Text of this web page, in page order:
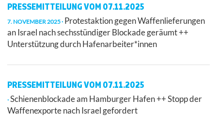
PRESSEMITTEILUNG VOM 07.11.2025
7. NOVEMBER 2025 Protestaktion gegen Waffenlieferungen
an Israel nach sechsstündiger Blockade geräumt ++
Unterstützung durch Hafenarbeiter*innen
PRESSEMITTEILUNG VOM 07.11.2025
Schienenblockade am Hamburger Hafen ++ Stopp der
Waffenexporte nach Israel gefordert